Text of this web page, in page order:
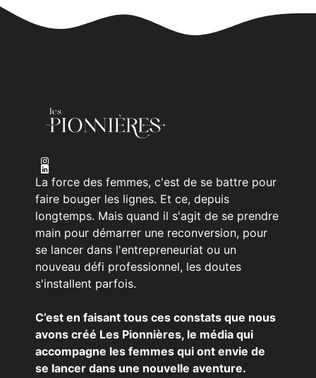
La force des femmes, c'est de se battre pour
faire bouger les lignes. Et ce, depuis
longtemps. Mais quand il s'agit de se prendre
main pour démarrer une reconversion, pour
se lancer dans l'entrepreneuriat ou un
nouveau défi professionnel, les doutes
s'installent parfois.
C’est en faisant tous ces constats que nous
avons créé Les Pionnières, le média qui
accompagne les femmes qui ont envie de
se lancer dans une nouvelle aventure.